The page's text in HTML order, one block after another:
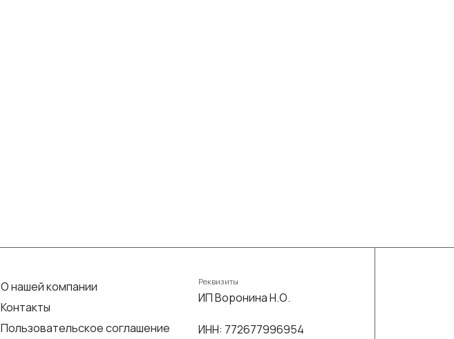
О нашей компании
Контакты
Пользовательское соглашение
Реквизиты
ИП Воронина Н.О.
ИНН: 772677996954